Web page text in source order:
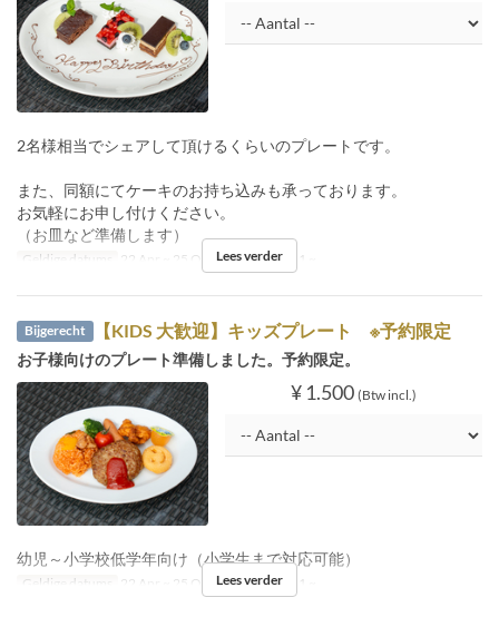
2名様相当でシェアして頂けるくらいのプレートです。
また、同額にてケーキのお持ち込みも承っております。
お気軽にお申し付けください。
（お皿など準備します）
Geldige datums 22 Apr ~ 25 Okt Bestellimiet 1 ~
Lees verder
Bijgerecht 【KIDS 大歓迎】キッズプレート ※予約限定
お子様向けのプレート準備しました。予約限定。
¥ 1.500 (Btw incl.)
幼児～小学校低学年向け（小学生まで対応可能）
Geldige datums 22 Apr ~ 25 Okt Bestellimiet 1 ~
Lees verder